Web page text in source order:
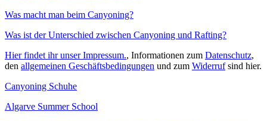
Was macht man beim Canyoning?
Was ist der Unterschied zwischen Canyoning und Rafting?
Hier findet ihr unser Impressum., Informationen zum Datenschutz,
den allgemeinen Geschäftsbedingungen und zum Widerrufsind hier.
Canyoning Schuhe
Algarve Summer School